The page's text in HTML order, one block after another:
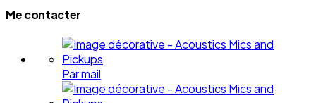
Me contacter
Par mail